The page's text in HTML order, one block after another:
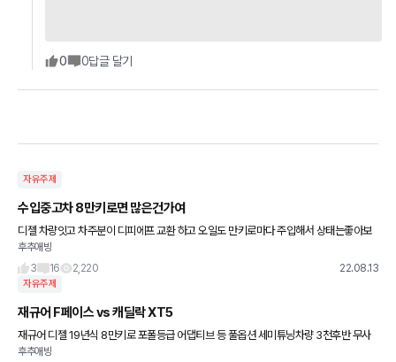
0 0답글 달기
자유주제
수입중고차 8만키로면 많은건가여
디젤 차량잇고 차주분이 디피에프 교환 하고 오일도 만키로마다 주입해서 상태는좋아보
입니다.. 내역다잇구요 제가 궁금한건 3천후반돈주고 살만한 가치가잇을까여 차후에 판
매가될지도요..
후추애빙
3
16 2,220 22.08.13
자유주제
재규어 F페이스 vs 캐딜락 XT5
재규어 디젤 19년식 8만키로 포폴등급 어댑티브 등 풀옵션 세미튜닝차량 3천후반 무사
고 캐딜락 가솔린 18년식 4만1천키로 플래티넘등급 어댑티브 통퓽 등 풀옵션 3천 유사고
후추애빙